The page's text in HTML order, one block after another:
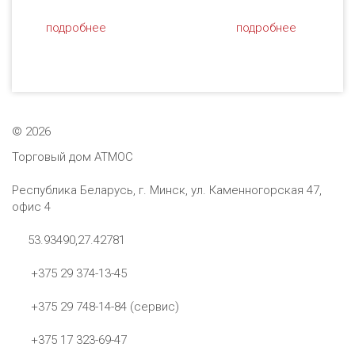
подробнее подробнее
© 2026
Торговый дом АТМОС
Республика Беларусь, г. Минск, ул. Каменногорская 47,
офис 4
53.93490,27.42781
+375 29 374-13-45
+375 29 748-14-84 (сервис)
+375 17 323-69-47